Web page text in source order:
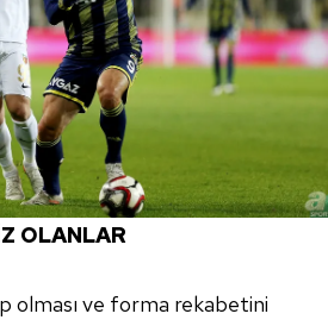
OLANLAR
olması ve forma rekabetini